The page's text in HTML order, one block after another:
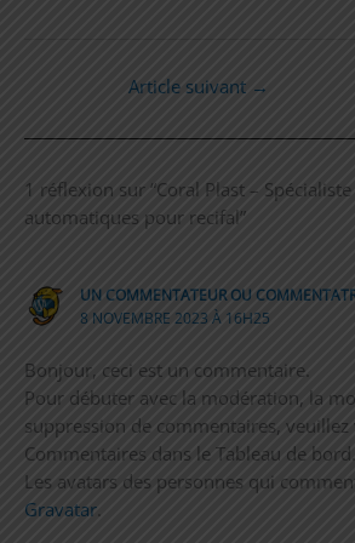
Article suivant →
1 réflexion sur “Coral Plast –
automatiques pour recifal”
UN COMMENTATEUR OU
8 NOVEMBRE 2023 À 16H25
Bonjour, ceci est un commentaire.
Pour débuter avec la modération, la
suppression de commentaires, veuillez
Commentaires dans le Tableau de bord.
Les avatars des personnes qui
Gravatar.